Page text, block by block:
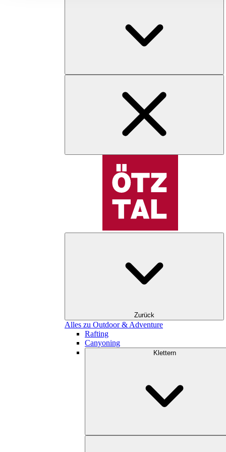
Zurück
Alles zu Outdoor & Adventure
Rafting
Canyoning
Klettern